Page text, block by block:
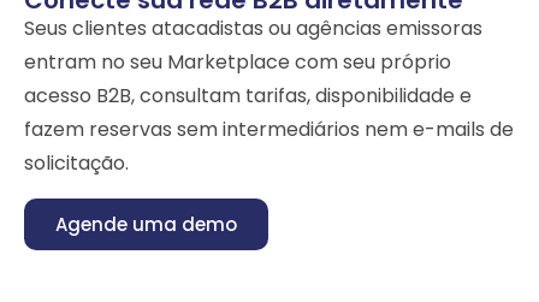
Seus clientes atacadistas ou agências emissoras
entram no seu Marketplace com seu próprio
acesso B2B, consultam tarifas, disponibilidade e
fazem reservas sem intermediários nem e-mails de
solicitação.
Agende uma demo